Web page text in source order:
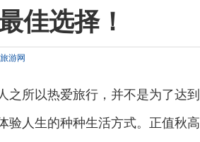
佳选择！
游网
之所以热爱旅行，并不是为了达到
验人生的种种生活方式。正值秋高